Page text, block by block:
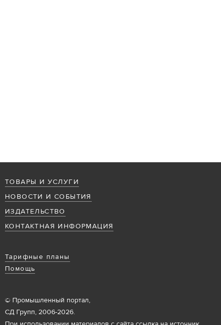
ТОВАРЫ И УСЛУГИ
НОВОСТИ И СОБЫТИЯ
ИЗДАТЕЛЬСТВО
КОНТАКТНАЯ ИНФОРМАЦИЯ
Тарифные планы
Помощь
© Промышленный портал,
СД Групп, 2006-2026.